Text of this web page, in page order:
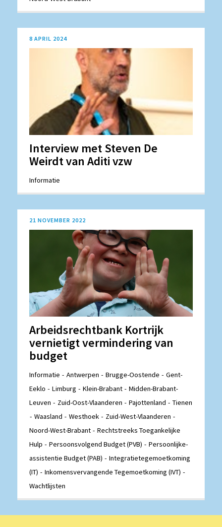
8 APRIL 2024
Interview met Steven De
Weirdt van Aditi vzw
Informatie
21 NOVEMBER 2022
Arbeidsrechtbank Kortrijk
vernietigt vermindering van
budget
Informatie Antwerpen Brugge-Oostende
Gent-
Eeklo
Limburg Klein-Brabant
Midden-Brabant-
Leuven
Zuid-Oost-Vlaanderen Pajottenland
Tienen
Waasland
Westhoek
Zuid-West-Vlaanderen
Noord-West-Brabant
Rechtstreeks Toegankelijke
Hulp
Persoonsvolgend Budget (PVB)
Persoonlijke-
assistentie Budget (PAB)
Integratietegemoetkoming
(IT)
Inkomensvervangende Tegemoetkoming (IVT)
Wachtlijsten